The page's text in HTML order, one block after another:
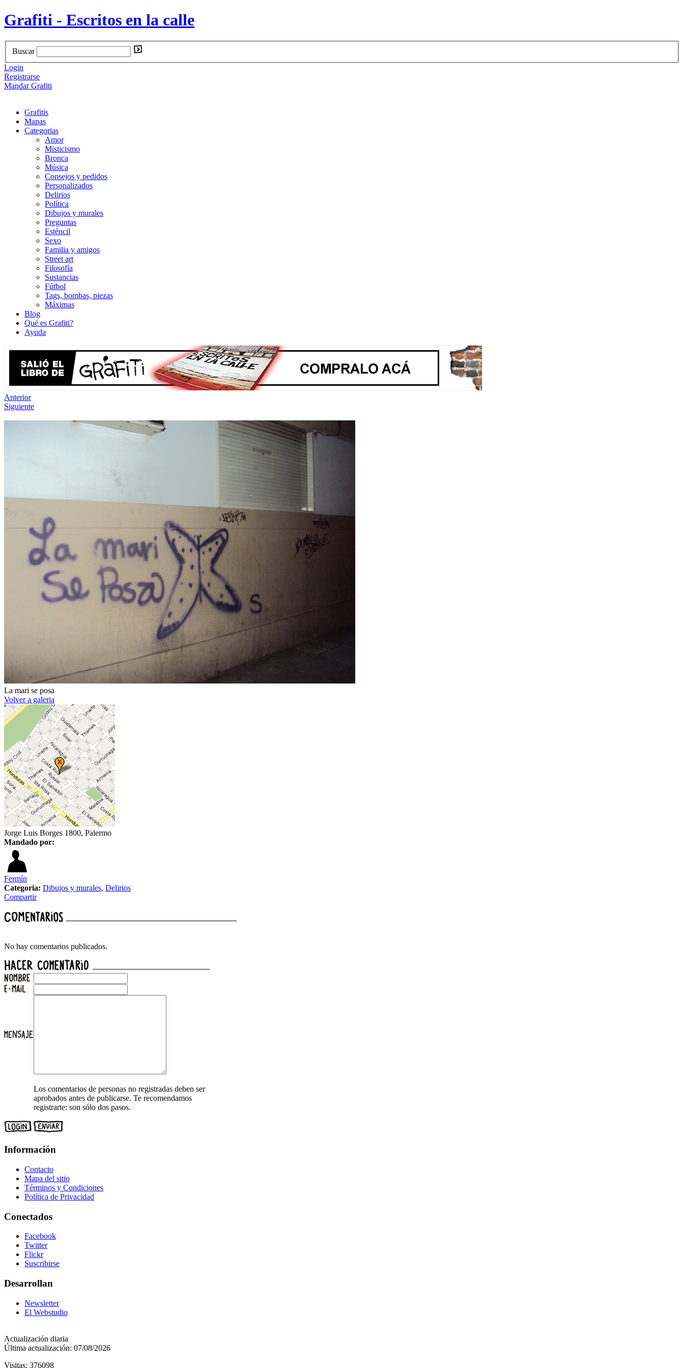
Grafiti - Escritos en la calle
Buscar
Login
Registrarse
Mandar Grafiti
Grafitis
Mapas
Categorias
Amor
Misticismo
Bronca
Música
Consejos y pedidos
Personalizados
Delirios
Política
Dibujos y murales
Preguntas
Esténcil
Sexo
Familia y amigos
Street art
Filosofía
Sustancias
Fútbol
Tags, bombas, piezas
Máximas
Blog
Qué es Grafiti?
Ayuda
Anterior
Siguiente
La mari se posa
Volver a galeria
Jorge Luis Borges 1800, Palermo
Mandado por:
Fermín
Categoria: Dibujos y murales, Delirios
Compartir
No hay comentarios publicados.
Los comentarios de personas no registradas deben ser
aprobados antes de publicarse. Te recomendamos
registrarte: son sólo dos pasos.
Información
Contacto
Mapa del sitio
Términos y Condiciones
Política de Privacidad
Conectados
Facebook
Twitter
Flickr
Suscribirse
Desarrollan
Newsletter
El Webstudio
Actualización diaria
Última actualización: 07/08/2026
Visitas: 376098